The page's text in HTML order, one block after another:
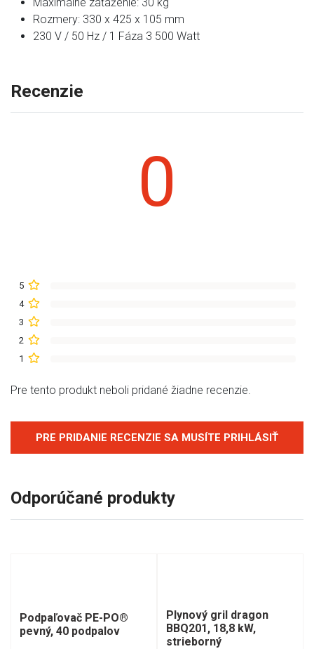
Rozmery: 330 x 425 x 105 mm
230 V / 50 Hz / 1 Fáza 3 500 Watt
Recenzie
0
5
4
3
2
1
Pre tento produkt neboli pridané žiadne recenzie.
PRE PRIDANIE RECENZIE SA MUSÍTE PRIHLÁSIŤ
Odporúčané produkty
Podpaľovač PE-PO®
pevný, 40 podpalov
Plynový gril dragon
BBQ201, 18,8 kW,
strieborný